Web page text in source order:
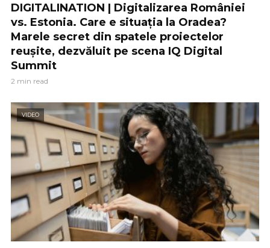
DIGITALINATION | Digitalizarea României
vs. Estonia. Care e situația la Oradea?
Marele secret din spatele proiectelor
reușite, dezvăluit pe scena IQ Digital
Summit
2 min read
VIDEO